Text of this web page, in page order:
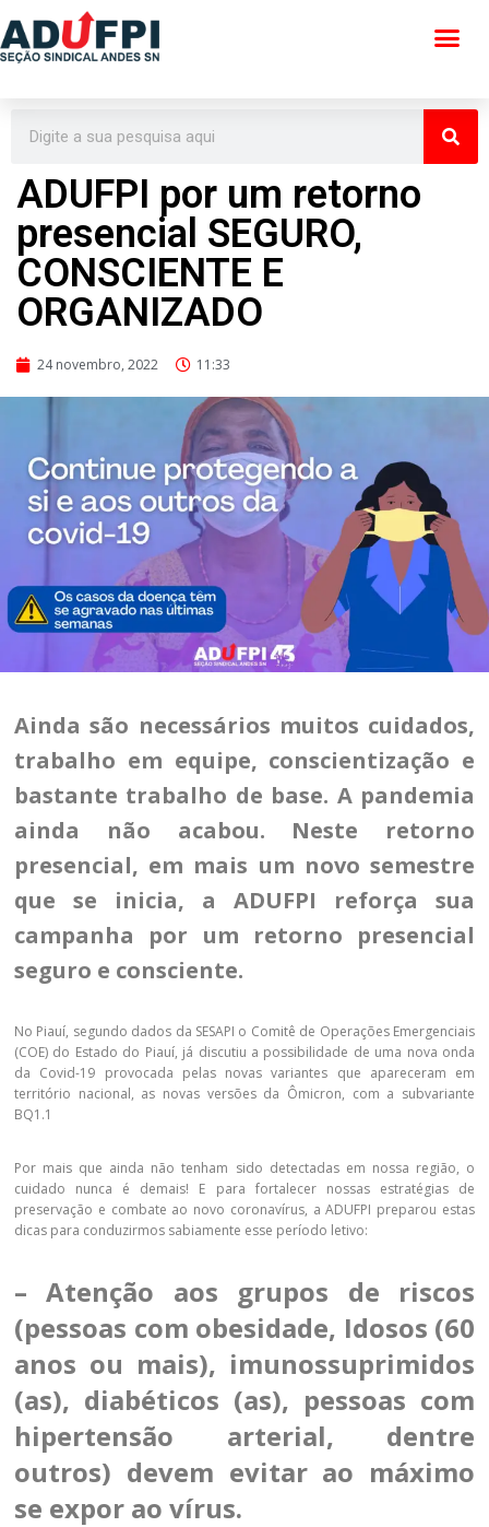
Pular
conteúdo
ADUFPI por um retorno
presencial SEGURO,
CONSCIENTE E
ORGANIZADO
24 novembro, 2022 11:33
Ainda são necessários muitos cuidados,
trabalho em equipe, conscientização e
bastante trabalho de base. A pandemia
ainda não acabou. Neste retorno
presencial, em mais um novo semestre
que se inicia, a ADUFPI reforça sua
campanha por um retorno presencial
seguro e consciente.
No Piauí, segundo dados da SESAPI o Comitê de Operações Emergenciais
(COE) do Estado do Piauí, já discutiu a possibilidade de uma nova onda
da Covid-19 provocada pelas novas variantes que apareceram em
território nacional, as novas versões da Ômicron, com a subvariante
BQ1.1
Por mais que ainda não tenham sido detectadas em nossa região, o
cuidado nunca é demais! E para fortalecer nossas estratégias de
preservação e combate ao novo coronavírus, a ADUFPI preparou estas
dicas para conduzirmos sabiamente esse período letivo:
– Atenção aos grupos de riscos
(pessoas com obesidade, Idosos (60
anos ou mais), imunossuprimidos
(as), diabéticos (as), pessoas com
hipertensão arterial, dentre
outros) devem evitar ao máximo
se expor ao vírus.